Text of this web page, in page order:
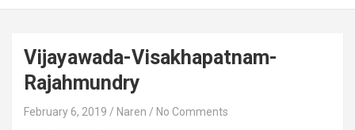
Vijayawada-Visakhapatnam-
Rajahmundry
February 6, 2019 Naren No Comments